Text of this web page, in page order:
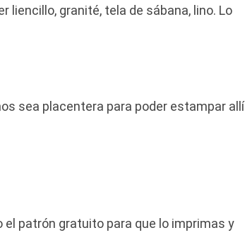
liencillo, granité, tela de sábana, lino. Lo
sea placentera para poder estampar allí
el patrón gratuito para que lo imprimas y